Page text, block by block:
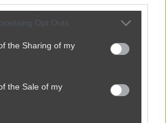
Opt Outs
the Sharing of my
the Sale of my
byśmy o nich nie
1 rok temu
pierdzi normalnie czy